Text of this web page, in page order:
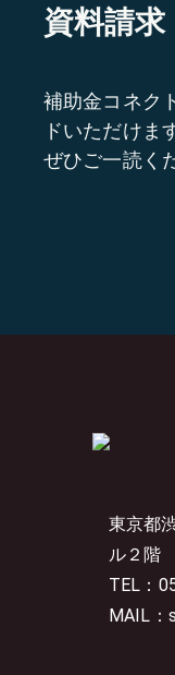
資料請求
補助金コネク
ドいただけま
ぜひご一読く
東京都
ル２階
TEL：
MAIL：